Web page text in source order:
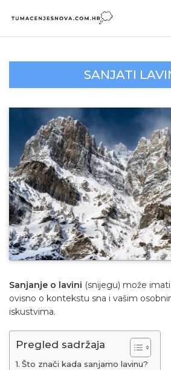
SANJATI
Sanjanje o lavini (snijegu) može
ovisno o kontekstu sna i vašim
iskustvima.
Pregled sadržaja
Što znači kada sanjamo lavinu?